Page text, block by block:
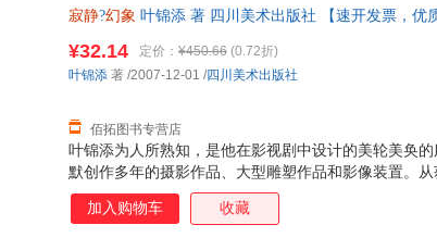
寂静?幻象 叶锦添 著 四川美术出版社 【速开发票，优
叶锦添为人所熟知，是他在影视剧中设计的美轮美奂
默创作多年的摄影作品、大型雕塑作品和影像装置。
展艺术家，叶锦添完成的“转型”在大众眼里不免令人
¥32.14 定价： ¥450.66 (0.72折)
佰拓图书专营店
叶锦添 著 /2007-12-01 /四川美术出版社
加入购物车 收藏